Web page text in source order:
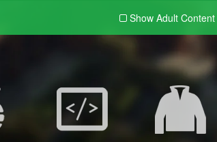
Show Adult Content